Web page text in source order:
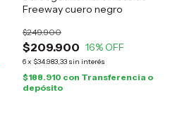
Freeway cuero negro
$209.900
$249.900
16% OFF
6x $34.983,33 sin interés
$188.910 con Transferencia o
depósito